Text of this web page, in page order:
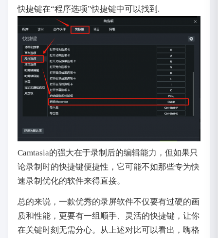
快捷键在“程序选项”快捷键中可以找到.
Camtasia的强大在于录制后的编辑能力，但如果只
论录制时的快捷键便捷性，它可能不如那些专为快
速录制优化的软件来得直接。
总的来说，一款优秀的录屏软件不仅要有过硬的画
质和性能，更要有一组顺手、灵活的快捷键，让你
在关键时刻无需分心。从上述对比可以看出，嗨格